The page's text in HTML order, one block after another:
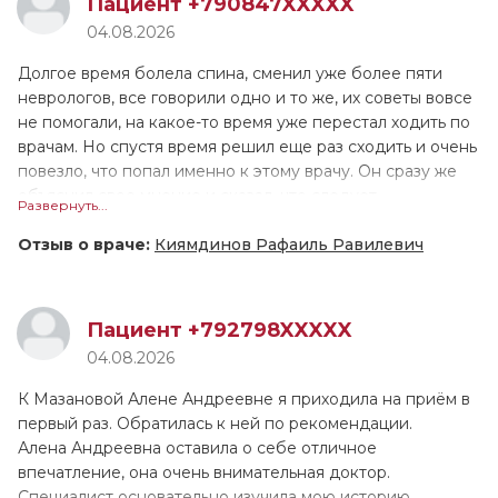
дополнительно сделала ЭКГ. Приём длился больше часа,
ещё ни 1 врач не принимал меня настолько долго!
Валентина Геннадьевна назначила лечение, и сейчас мы
поддерживаем связь, контролируем моё состояние.
Причём она не только подробно расписала как
принимать препараты, но и устно всё проговорила. У
меня довольно сложный, не рядовой случай, поэтому
ритм пока не восстановился, но мы надеемся, что всё
наладится. Если это лечение не поможет, в августе
снова обращусь к В.Г. Тарасовой.
04.08.2026
Долгое время болела спина, сменил уже более пяти
неврологов, все говорили одно и то же, их советы вовсе
не помогали, на какое-то время уже перестал ходить по
врачам. Но спустя время решил еще раз сходить и очень
повезло, что попал именно к этому врачу. Он сразу же
объяснил свое мнение и сказал, что следует
себя я выявил, что иглоукалывание мне очень подошло,
Развернуть...
Отзыв о враче: Киямдинов Рафаиль Равилевич
Пациент +792798XXXXX
04.08.2026
К Мазановой Алене Андреевне я приходила на приём в
первый раз. Обратилась к ней по рекомендации.
Алена Андреевна оставила о себе отличное
впечатление, она очень внимательная доктор.